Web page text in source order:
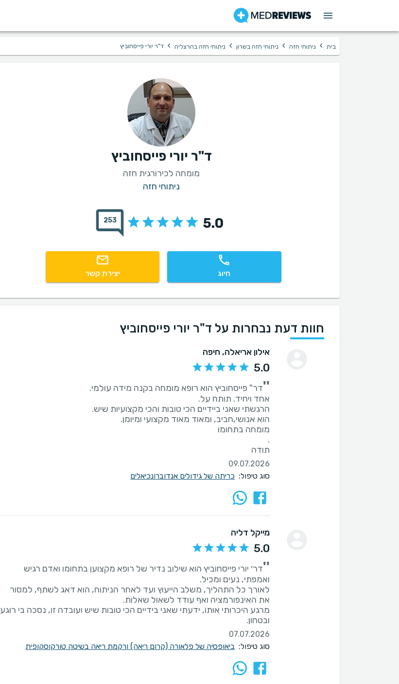
בית › ניתוחי חזה › ניתוחי חזה בשרון › ניתוחי חזה בהרצליה › ד"ר יורי פייסחוביץ
ד"ר יורי פייסחוביץ
מומחה לכירורגית חזה
ניתוחי חזה
5.0
253
חיוג יצירת קשר
חוות דעת נבחרות על ד"ר יורי פייסחוביץ
אילון אריאלה, חיפה
5.0
''
תודה
09.07.2026
סוג טיפול: כריתה של גידולים אנדוברונכיאלים
מייקל דליה
5.0
''דר׳ יורי פייסחוביץ הוא שילוב נדיר של רופא מקצוען בתחומו ואדם רגיש
לאורך כל התהליך, משלב הייעוץ ועד לאחר הניתוח, הוא דאג לשתף, למסור
מרגע היכרותי אותו, ידעתי שאני בידיים הכי טובות שיש ועובדה זו, נסכה בי רוגע
ובטחון.
07.07.2026
סוג טיפול: ביאופסיה של פלאורה (קרום ריאה) ורקמת ריאה בשיטה טורקוסקופית